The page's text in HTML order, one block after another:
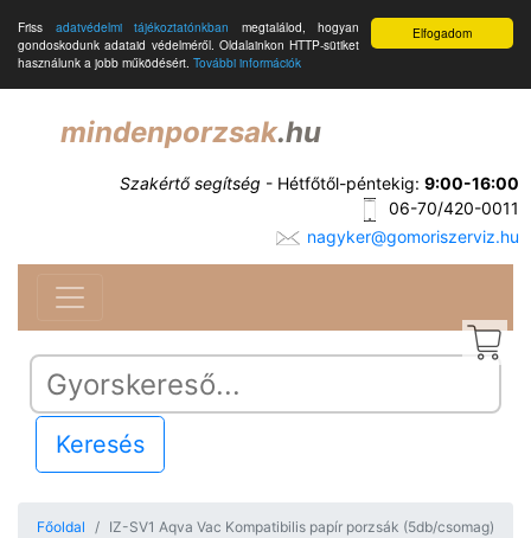
Elfogadom
Friss adatvédelmi tájékoztatónkban megtalálod, hogyan
gondoskodunk adataid védelméről. Oldalainkon HTTP-sütiket
használunk a jobb működésért. További információk
mindenporzsak.hu
Szakértő segítség - Hétfőtől-péntekig: 9:00-16:00
06-70/420-0011
nagyker@gomoriszerviz.hu
Keresés
Főoldal IZ-SV1 Aqva Vac Kompatibilis papír porzsák (5db/csomag)